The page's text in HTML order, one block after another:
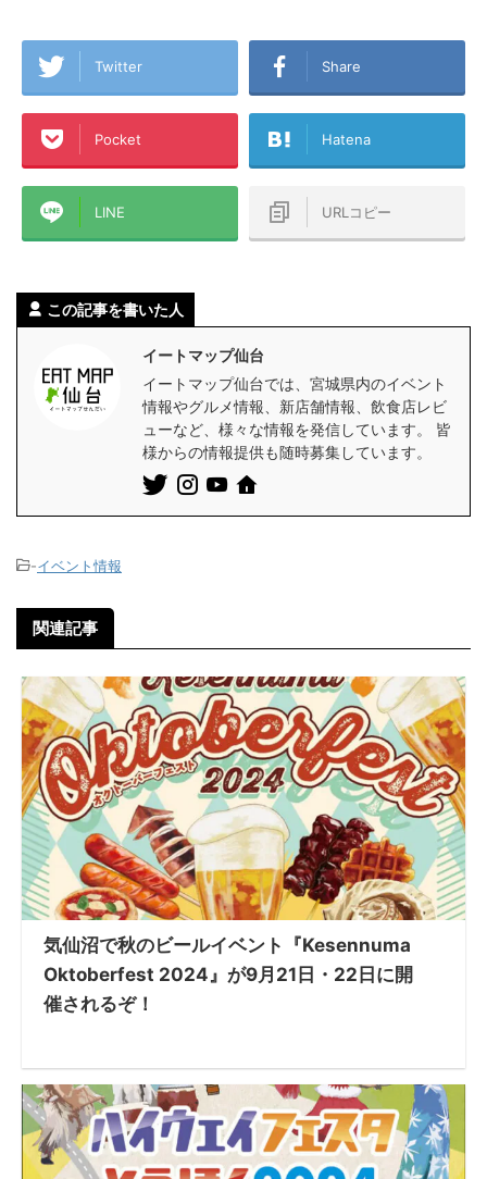
Twitter Share
Pocket Hatena
LINE URLコピー
この記事を書いた人
イートマップ仙台
イートマップ仙台では、宮城県内のイベント
情報やグルメ情報、新店舗情報、飲食店レビ
ューなど、様々な情報を発信しています。 皆
様からの情報提供も随時募集しています。
-イベント情報
関連記事
気仙沼で秋のビールイベント『Kesennuma
Oktoberfest 2024』が9月21日・22日に開
催されるぞ！